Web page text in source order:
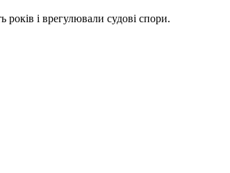
років і врегулювали судові спори.